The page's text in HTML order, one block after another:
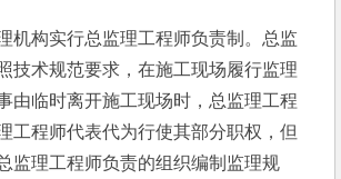
构实行总监理工程师负责制。总监
技术规范要求，在施工现场履行监理
由临时离开施工现场时，总监理工程
工程师代表代为行使其部分职权，但
监理工程师负责的组织编制监理规